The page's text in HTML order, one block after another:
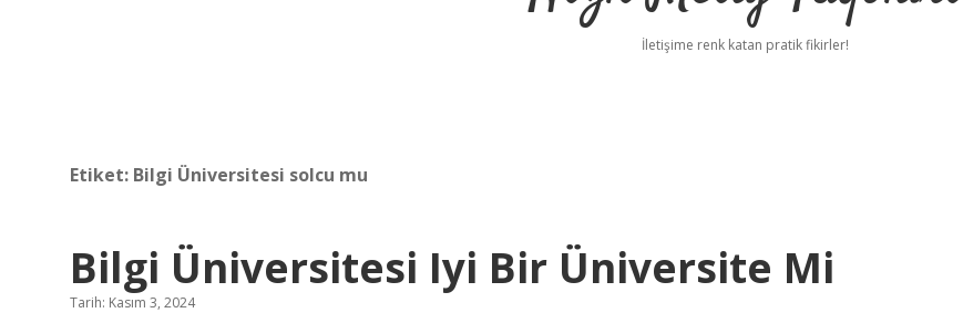
İletişime renk katan pratik fikirler!
Etiket: Bilgi Üniversitesi solcu mu
Bilgi Üniversitesi Iyi Bir Üniversite Mi
Tarih: Kasım 3, 2024